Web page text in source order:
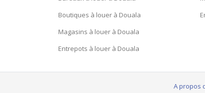
Boutiques à louer à Douala
Magasins à louer à Douala
Entrepots à louer à Douala
A propos